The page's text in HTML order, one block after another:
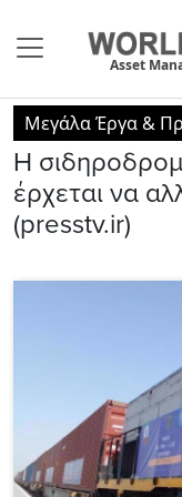
Asset
Μεγάλα Έργα &
Η
έρχεται να
(presstv.ir)